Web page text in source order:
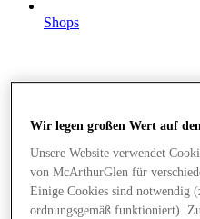
Shops
Wir legen großen Wert auf
Unsere Website verwendet
von McArthurGlen für
Einige Cookies sind notwendig
ordnungsgemäß funktioniert).